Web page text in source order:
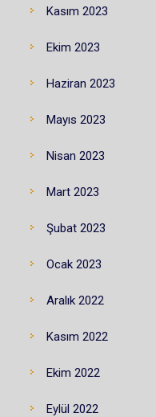
Kasım 2023
Ekim 2023
Haziran 2023
Mayıs 2023
Nisan 2023
Mart 2023
Şubat 2023
Ocak 2023
Aralık 2022
Kasım 2022
Ekim 2022
Eylül 2022